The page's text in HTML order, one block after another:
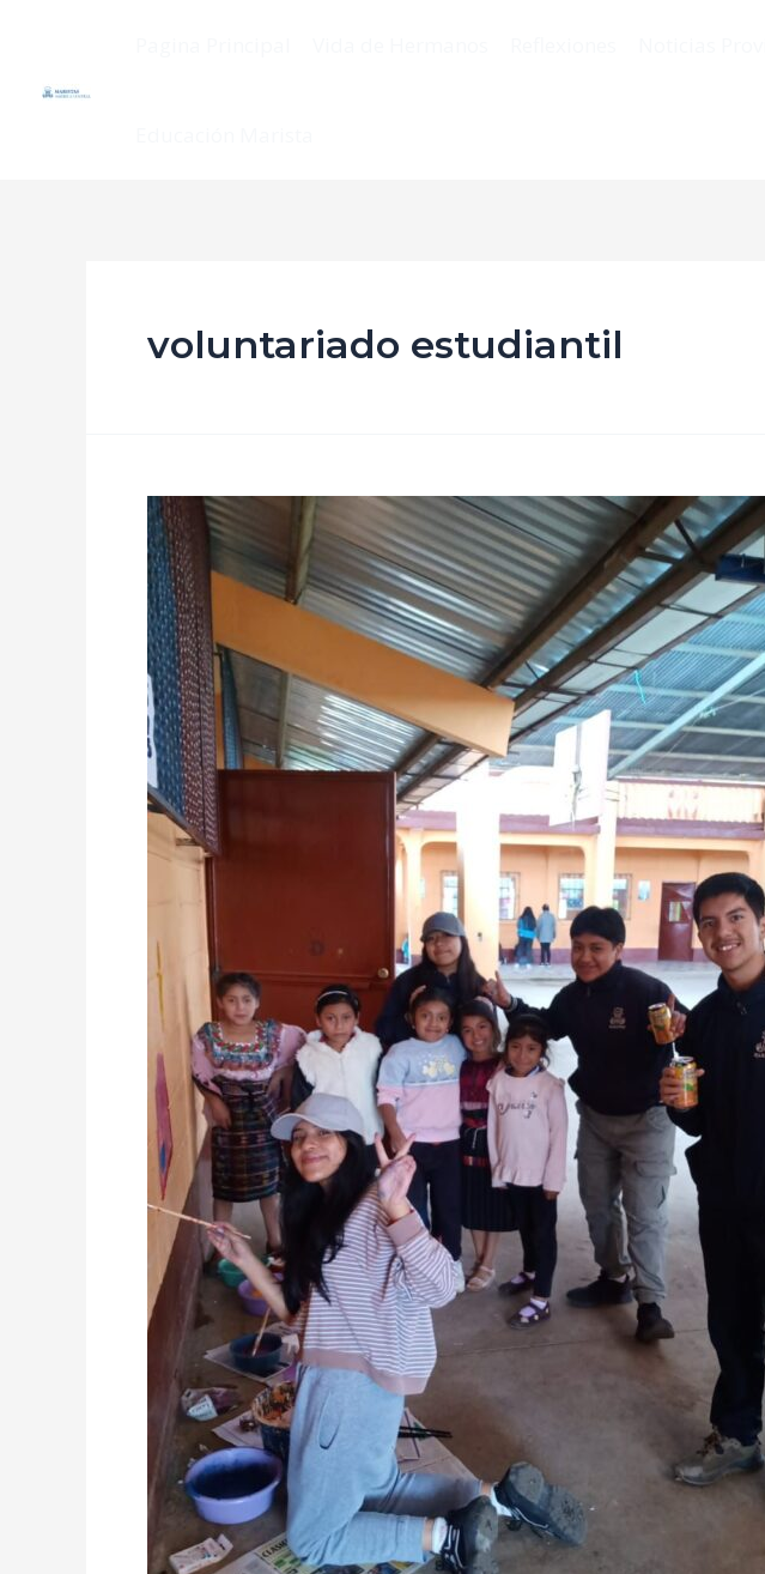
voluntariado estudiantil